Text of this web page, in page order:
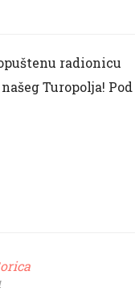
radionicu
Turopolja! Pod